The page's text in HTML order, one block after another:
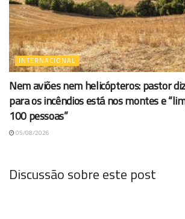
INTERNACIONAL
Nem aviões nem helicópteros: pastor
para os incêndios está nos montes e
100 pessoas”
05/08/2026
Discussão sobre este post